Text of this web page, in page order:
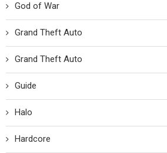
God of War
Grand Theft Auto
Grand Theft Auto
Guide
Halo
Hardcore